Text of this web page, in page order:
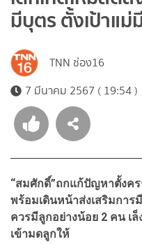
มีบุตร ตั้งเป้าแ
TNN ช่อง16
7 มีนาคม 2567 ( 19:54 )
“สมศักดิ์”ถกแก้ปัญหาตั้งค
พร้อมเดินหน้าส่งเสริมกา
ควรมีลูกอย่างน้อย 2 คน เ
เข้ามดลูกให้